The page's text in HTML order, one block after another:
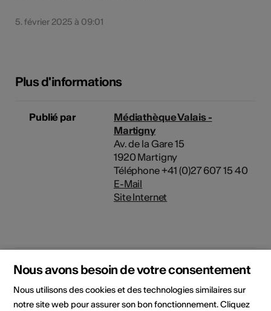
5. février 2025 à 09:01
Plus d'informations
Publié par
Médiathèque Valais -
Martigny
Av. de la Gare 15
1920 Martigny
Téléphone +41 (0)27 607 15 40
E-Mail
Site Internet
Domaine culturel
Arts visuels, Patrimoine culturel
Catégorie
Nous avons besoin de votre consentement
Nous utilisons des cookies et des technologies similaires sur
notre site web pour assurer son bon fonctionnement. Cliquez